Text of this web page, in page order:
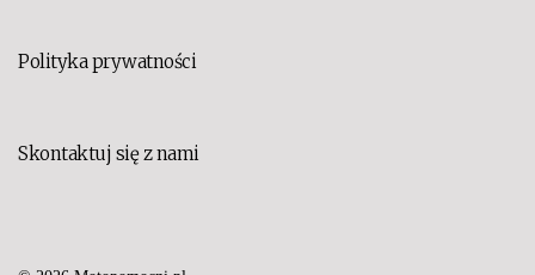
Polityka prywatności
Skontaktuj się z nami